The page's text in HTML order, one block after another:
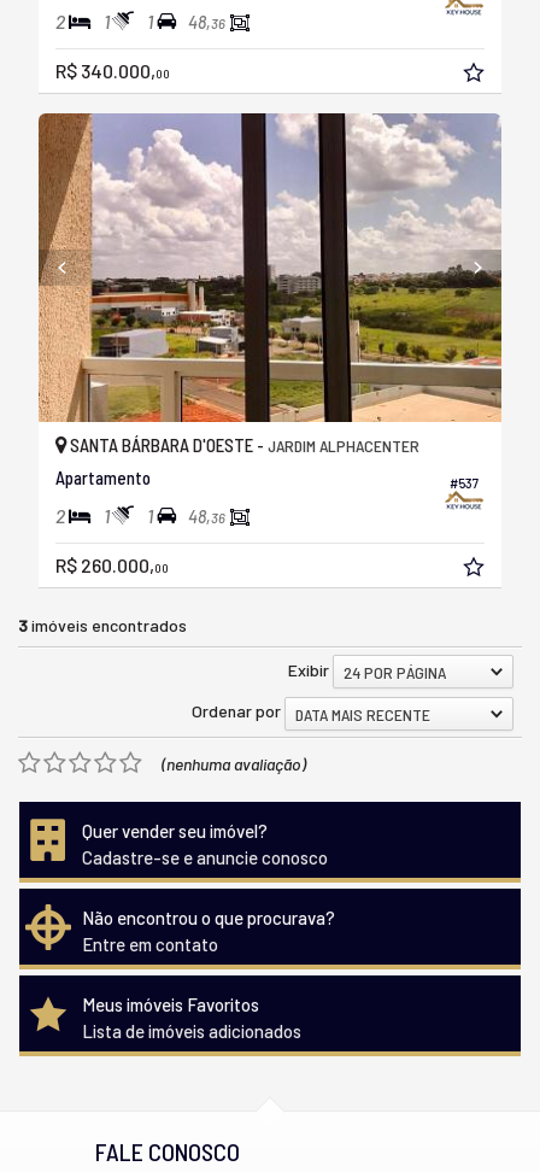
2 1 1 48,36
R$ 340.000,00
#537
SANTA BÁRBARA D'OESTE - JARDIM ALPHACENTER
Apartamento
2 1 1 48,36
R$ 260.000,00
3imóveis encontrados
Exibir
24 POR PÁGINA
Ordenar por
DATA MAIS RECENTE
(nenhuma avaliação)
Quer vender seu imóvel?
Cadastre-se e anuncie conosco
Não encontrou o que procurava?
Entre em contato
Meus imóveis Favoritos
Lista de imóveis adicionados
FALE CONOSCO